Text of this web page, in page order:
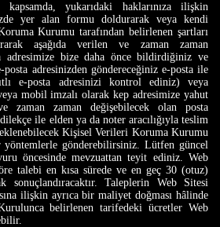
yukarıdaki haklarınıza ilişkin
yer alan formu doldurarak veya kendi
Kurumu tarafından belirlenen şartları
aşağıda verilen ve zaman zaman
adresimize bize daha önce bildirdiğiniz ve
posta adresinizden göndereceğiniz e-posta ile
e-posta adresinizi kontrol ediniz) veya
mobil imzalı olarak kep adresimize yahut
zaman zaman değişebilecek olan posta
ile elden ya da noter aracılığıyla teslim
Kişisel Verileri Koruma Kurumu
yöntemlerle gönderebilirsiniz. Lütfen güncel
öncesinde mevzuattan teyit ediniz. Web
talebi en kısa sürede ve en geç 30 (otuz)
sonuçlandıracaktır. Taleplerin Web Sitesi
ilişkin ayrıca bir maliyet doğması hâlinde
belirlenen tarifedeki ücretler Web